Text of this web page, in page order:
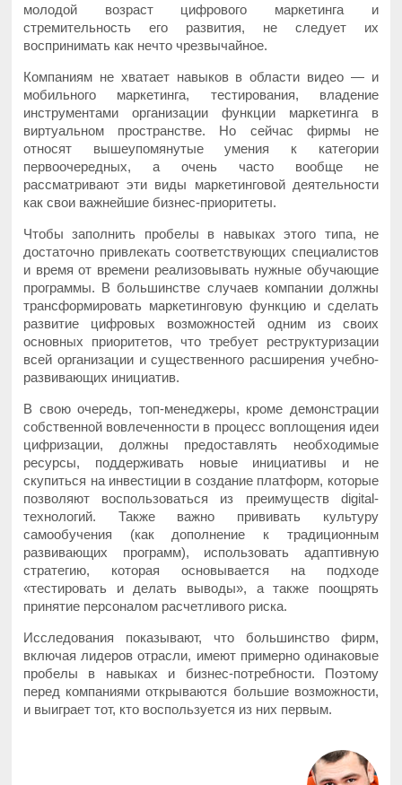
молодой возраст цифрового маркетинга и
стремительность его развития, не следует их
воспринимать как нечто чрезвычайное.
Компаниям не хватает навыков в области видео — и
мобильного маркетинга, тестирования, владение
инструментами организации функции маркетинга в
виртуальном пространстве. Но сейчас фирмы не
относят вышеупомянутые умения к категории
первоочередных, а очень часто вообще не
рассматривают эти виды маркетинговой деятельности
как свои важнейшие бизнес-приоритеты.
Чтобы заполнить пробелы в навыках этого типа, не
достаточно привлекать соответствующих специалистов
и время от времени реализовывать нужные обучающие
программы. В большинстве случаев компании должны
трансформировать маркетинговую функцию и сделать
развитие цифровых возможностей одним из своих
основных приоритетов, что требует реструктуризации
всей организации и существенного расширения учебно-
развивающих инициатив.
В свою очередь, топ-менеджеры, кроме демонстрации
собственной вовлеченности в процесс воплощения идеи
цифризации, должны предоставлять необходимые
ресурсы, поддерживать новые инициативы и не
скупиться на инвестиции в создание платформ, которые
позволяют воспользоваться из преимуществ digital-
технологий. Также важно прививать культуру
самообучения (как дополнение к традиционным
развивающих программ), использовать адаптивную
стратегию, которая основывается на подходе
«тестировать и делать выводы», а также поощрять
принятие персоналом расчетливого риска.
Исследования показывают, что большинство фирм,
включая лидеров отрасли, имеют примерно одинаковые
пробелы в навыках и бизнес-потребности. Поэтому
перед компаниями открываются большие возможности,
и выиграет тот, кто воспользуется из них первым.